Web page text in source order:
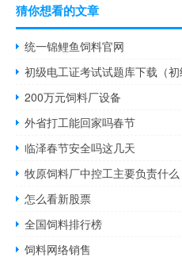
猜你想看的文章
统一锦鲤鱼饲料官网
初级电工证考试试题库下载（初
200万元饲料厂设备
外省打工能回家吗春节
临泽春节安全吗这几天
牧原饲料厂中控工主要负责什么
怎么看新股票
全国饲料排行榜
饲料网络销售